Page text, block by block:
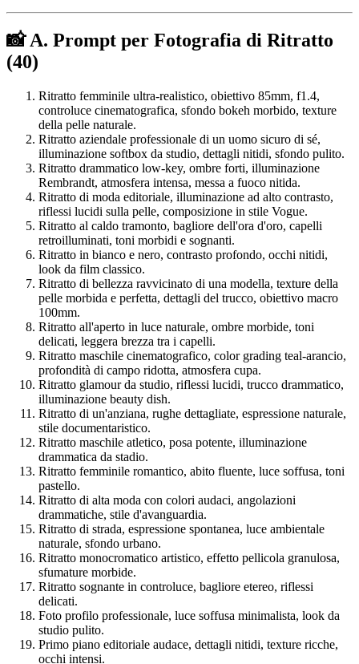
📸 A. Prompt per Fotografia di Ritratto
(40)
Ritratto femminile ultra-realistico, obiettivo 85mm, f1.4,
controluce cinematografica, sfondo bokeh morbido, texture
della pelle naturale.
Ritratto aziendale professionale di un uomo sicuro di sé,
illuminazione softbox da studio, dettagli nitidi, sfondo pulito.
Ritratto drammatico low-key, ombre forti, illuminazione
Rembrandt, atmosfera intensa, messa a fuoco nitida.
Ritratto di moda editoriale, illuminazione ad alto contrasto,
riflessi lucidi sulla pelle, composizione in stile Vogue.
Ritratto al caldo tramonto, bagliore dell'ora d'oro, capelli
retroilluminati, toni morbidi e sognanti.
Ritratto in bianco e nero, contrasto profondo, occhi nitidi,
look da film classico.
Ritratto di bellezza ravvicinato di una modella, texture della
pelle morbida e perfetta, dettagli del trucco, obiettivo macro
100mm.
Ritratto all'aperto in luce naturale, ombre morbide, toni
delicati, leggera brezza tra i capelli.
Ritratto maschile cinematografico, color grading teal-arancio,
profondità di campo ridotta, atmosfera cupa.
Ritratto glamour da studio, riflessi lucidi, trucco drammatico,
illuminazione beauty dish.
Ritratto di un'anziana, rughe dettagliate, espressione naturale,
stile documentaristico.
Ritratto maschile atletico, posa potente, illuminazione
drammatica da stadio.
Ritratto femminile romantico, abito fluente, luce soffusa, toni
pastello.
Ritratto di alta moda con colori audaci, angolazioni
drammatiche, stile d'avanguardia.
Ritratto di strada, espressione spontanea, luce ambientale
naturale, sfondo urbano.
Ritratto monocromatico artistico, effetto pellicola granulosa,
sfumature morbide.
Ritratto sognante in controluce, bagliore etereo, riflessi
delicati.
Foto profilo professionale, luce soffusa minimalista, look da
studio pulito.
Primo piano editoriale audace, dettagli nitidi, texture ricche,
occhi intensi.